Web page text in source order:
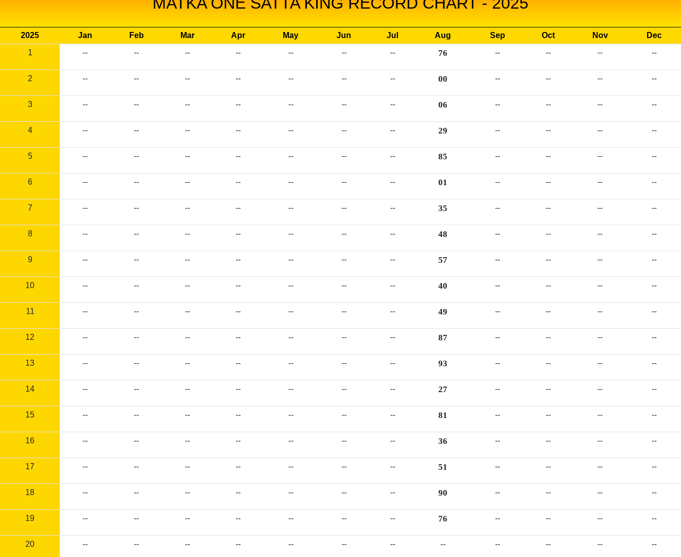
2025 Jan Feb Mar Apr May Jun Jul Aug Sep Oct Nov
Dec
1
-- -- -- -- -- -- -- 76 -- -- -- --
2 -- -- -- -- -- -- -- 00 -- -- -- --
3 -- -- -- -- -- -- -- 06 -- -- -- --
4 -- -- -- -- -- -- -- 29 -- -- -- --
5 -- -- -- -- -- -- -- 85 -- -- -- --
6 -- -- -- -- -- -- -- 01 -- -- -- --
7 -- -- -- -- -- -- -- 35 -- -- -- --
8 -- -- -- -- -- -- -- 48 -- -- -- --
9 -- -- -- -- -- -- -- 57 -- -- -- --
10 -- -- -- -- -- -- -- 40 -- -- -- --
11 -- -- -- -- -- -- -- 49 -- -- -- --
12 -- -- -- -- -- -- -- 87 -- -- -- --
13 -- -- -- -- -- -- -- 93 -- -- -- --
14 -- -- -- -- -- -- -- 27 -- -- -- --
15 -- -- -- -- -- -- -- 81 -- -- -- --
16 -- -- -- -- -- -- -- 36 -- -- -- --
17 -- -- -- -- -- -- -- 51 -- -- -- --
18 -- -- -- -- -- -- -- 90 -- -- -- --
19 -- -- -- -- -- -- -- 76 -- -- -- --
20 -- -- -- -- -- -- -- -- -- -- -- --